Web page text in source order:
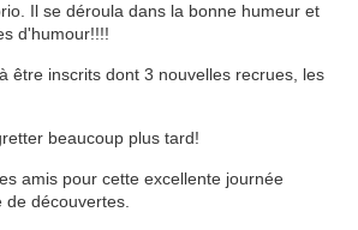
Il se déroula dans la bonne humeur et
d'humour!!!!
être inscrits dont 3 nouvelles recrues, les
beaucoup plus tard!
amis pour cette excellente journée
découvertes.